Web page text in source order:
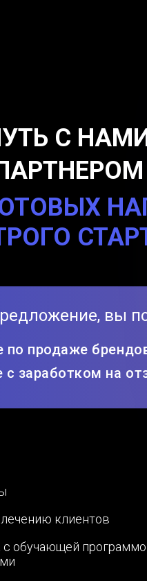
с обучающей
клиентов
с заработком на
по продаже
вы
С